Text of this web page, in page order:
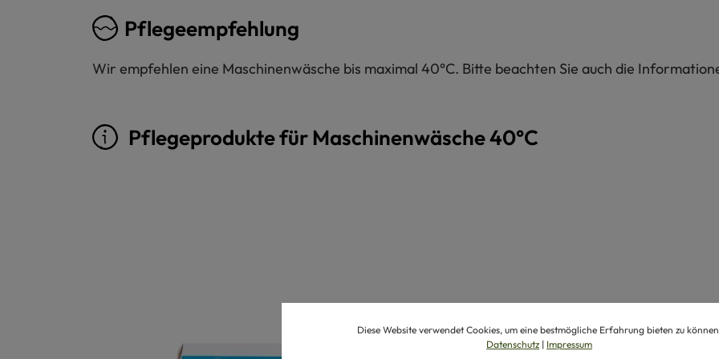
Pflegeempfehlung
Wir empfehlen eine Maschinenwäsche bis maximal 40°C. Bitte beachten Sie auch die
Pflegeprodukte für Maschinenwäsche 40°C
Diese Website verwendet Cookies, um eine bestmögliche Erfahrung bieten zu
Datenschutz | Impressum